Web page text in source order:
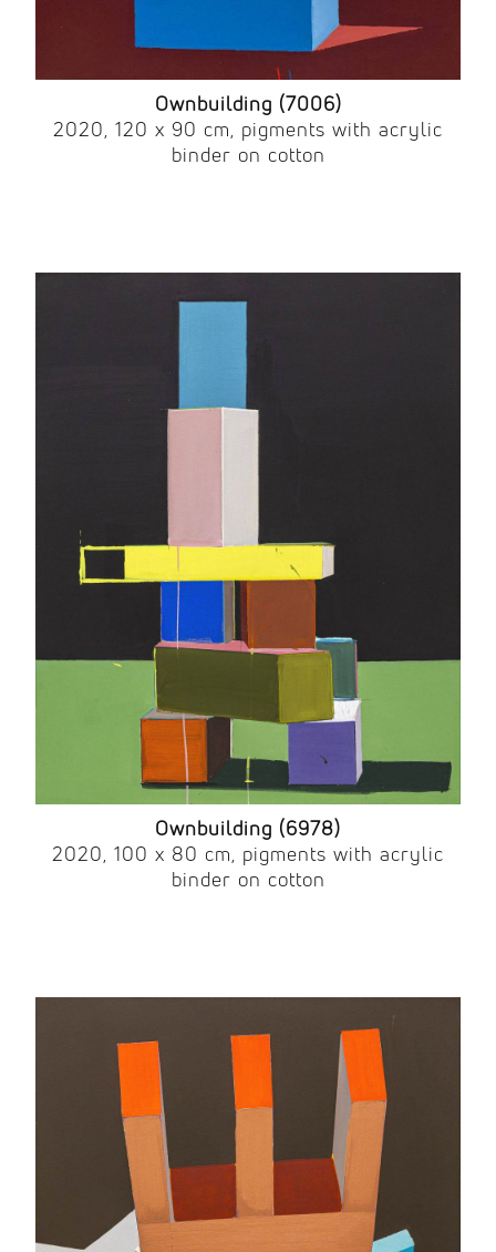
Ownbuilding (7006)
2020, 120 x 90 cm, pigments with acrylic
binder on cotton
Ownbuilding (6978)
2020, 100 x 80 cm, pigments with acrylic
binder on cotton